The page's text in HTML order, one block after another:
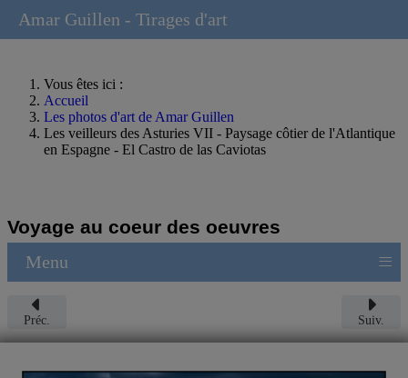
Vous êtes ici :
Accueil
Les photos d'art de Amar Guillen
Les veilleurs des Asturies VII - Paysage côtier de l'Atlantique
en Espagne - El Castro de las Caviotas
Voyage au coeur des oeuvres
Menu ≡
Préc. Suiv.
Amar Guillen - Tirages d'art